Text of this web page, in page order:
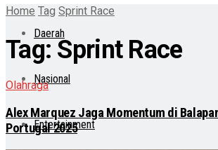
Daerah
Nasional
Entertainment
Home Tag Sprint Race
Tag: Sprint Race
Olahraga
Alex Marquez Jaga Momentum di
Portugal 2025